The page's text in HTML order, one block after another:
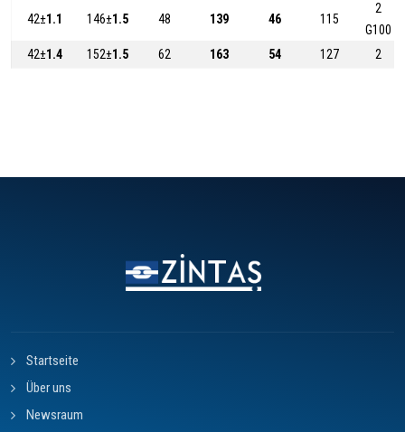
42±1.1 146±1.5 48 139 46 115
2
G100
42±1.4 152±1.5 62 163 54 127 2
Startseite
Über uns
Newsraum